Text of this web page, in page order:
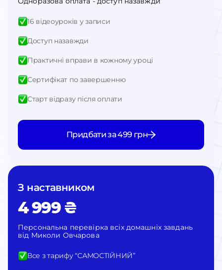
16 відеоуроків у записи
Доступ назавжди
Практичні вправи в кожному уроці
Сертифікат по завершенню
Старт відразу після оплати
Придбати за 499 грн
З наставником
4 999 ₴
Персональна перевірка всіх домашніх завдань
від Миколи Овчарова
Все з тарифу “САМОСТІЙНИЙ”